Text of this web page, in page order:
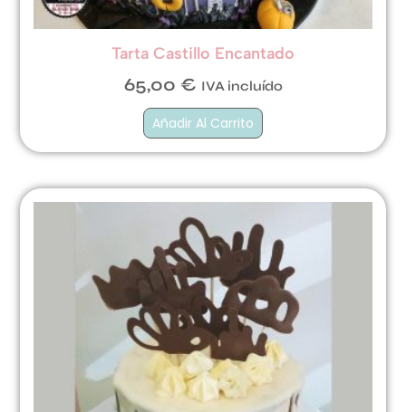
Tarta Castillo Encantado
65,00 € IVA incluído
Añadir Al Carrito